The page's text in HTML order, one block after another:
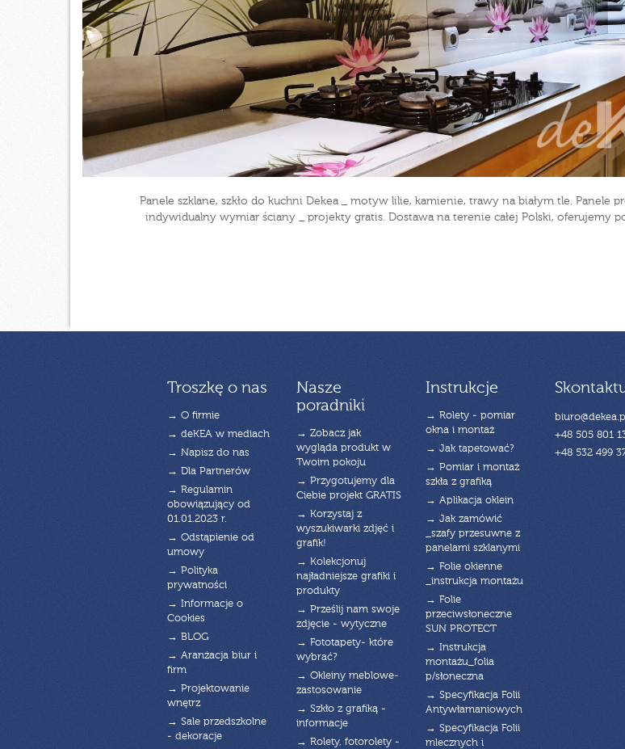
Panele szklane, szkło do kuchni Dekea _ motyw lilie, kamienie, trawy na białym tle. Panele
indywidualny wymiar ściany _ projekty gratis. Dostawa na terenie całej Polski, oferujemy
Troszkę o nas
→ O firmie
→ deKEA w mediach
→ Napisz do nas
→ Dla Partnerów
→ Regulamin
obowiązujący od
01.01.2023 r.
→ Odstąpienie od
umowy
→ Polityka
prywatności
→ Informacje o
Cookies
→ BLOG
→ Aranżacja biur i
firm
→ Projektowanie
wnętrz
→ Sale przedszkolne
- dekoracje
Nasze
poradniki
→ Zobacz jak
wygląda produkt w
Twoim pokoju
→ Przygotujemy dla
Ciebie projekt GRATIS
→ Korzystaj z
wyszukiwarki zdjęć i
grafik!
→ Kolekcjonuj
najładniejsze grafiki i
produkty
→ Prześlij nam swoje
zdjęcie - wytyczne
→ Fototapety- które
wybrać?
→ Okleiny meblowe-
zastosowanie
→ Szkło z grafiką -
informacje
→ Rolety, fotorolety -
Instrukcje
→ Rolety - pomiar
okna i montaż
→ Jak tapetować?
→ Pomiar i montaż
szkła z grafiką
→ Aplikacja oklein
→ Jak zamówić
_szafy przesuwne z
panelami szklanymi
→ Folie okienne
_instrukcja montażu
→ Folie
przeciwsłoneczne
SUN PROTECT
→ Instrukcja
montażu_folia
p/słoneczna
→ Specyfikacja Folii
Antywłamaniowych
→ Specyfikacja Folii
mlecznych i
+48 505 801
+48 532 499